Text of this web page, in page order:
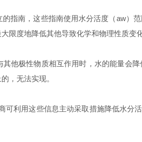
指南，这些指南使用水分活度 （aw）
限度地降低其他导致化学和物理性质变
其他极性物质相互作用时，水的能量会降
，无法实现。
可利用这些信息主动采取措施降低水分